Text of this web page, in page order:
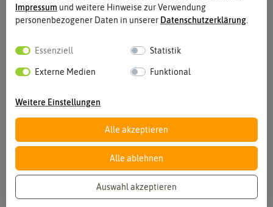
Vergrößern durch berühren
Impressum und weitere Hinweise zur Verwendung
personenbezogener Daten in unserer Daten­schutz­erklärung
Essenziell Statistik
Externe Medien Funktional
Weitere Einstellungen
Alle akzeptieren
Alle ablehnen
Auswahl akzeptieren